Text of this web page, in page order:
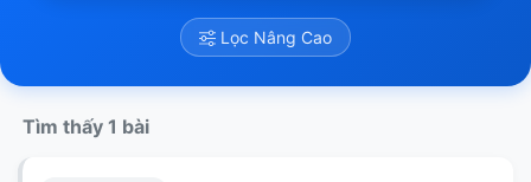
Lọc Nâng Cao
Tìm thấy 1 bài